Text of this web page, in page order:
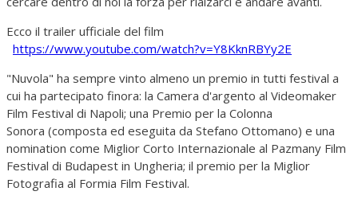
Ecco il trailer ufficiale del film
https://www.youtube.com/watch?v=Y8KknRBYy2E
"Nuvola" ha sempre vinto almeno un premio in tutti festival a
cui ha partecipato finora: la Camera d'argento al Videomaker
Film Festival di Napoli; una Premio per la Colonna
Sonora (composta ed eseguita da Stefano Ottomano) e una
nomination come Miglior Corto Internazionale al Pazmany Film
Festival di Budapest in Ungheria; il premio per la Miglior
Fotografia al Formia Film Festival.